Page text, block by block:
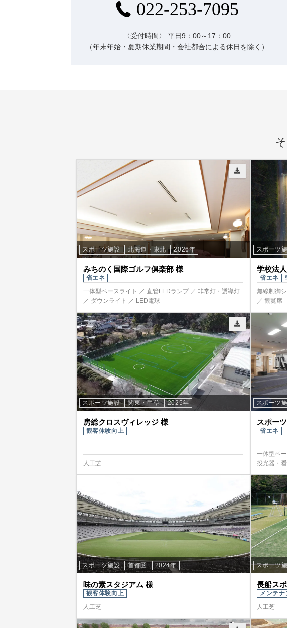
022-253-7095
〈受付時間〉
平日9：00～17：00
（年末年始・夏期休業期間・会社都合による休日を除く）
スポーツ施設 北海道・東北 2026年
みちのく国際ゴルフ俱楽部 様
省エネ
一体型ベースライト ／ 直管LEDランプ ／ 非常灯・誘導灯
／ ダウンライト ／ LED電球
スポーツ
学校法
省エネ
無線制御
／ 観覧席
スポーツ施設 関東・甲信 2025年
房総クロスヴィレッジ 様
観客体験向上
人工芝
スポーツ
スポー
省エネ
一体型ベ
投光器・
スポーツ施設 首都圏 2024年
味の素スタジアム 様
観客体験向上
人工芝
スポーツ
長船ス
メンテ
人工芝